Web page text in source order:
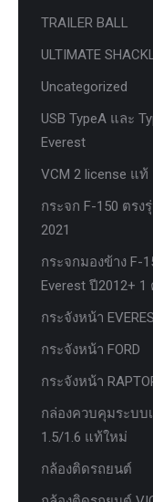
TRAILER BALL
ULTIMATE
Uncategorized
USB TypeA และ
Everest
VCM 2 license แท้
กระจก F-150 ตรงรุ่
2021
กระจกมองข้าง F-
Everest ปี2012+ 1
กระจังหน้า
กระจังหน้า FORD
กระจังหน้า
กล่องควบคุมระบบ
1.5/1.6 แท้ใหม่
กล้องติดรถยนต์